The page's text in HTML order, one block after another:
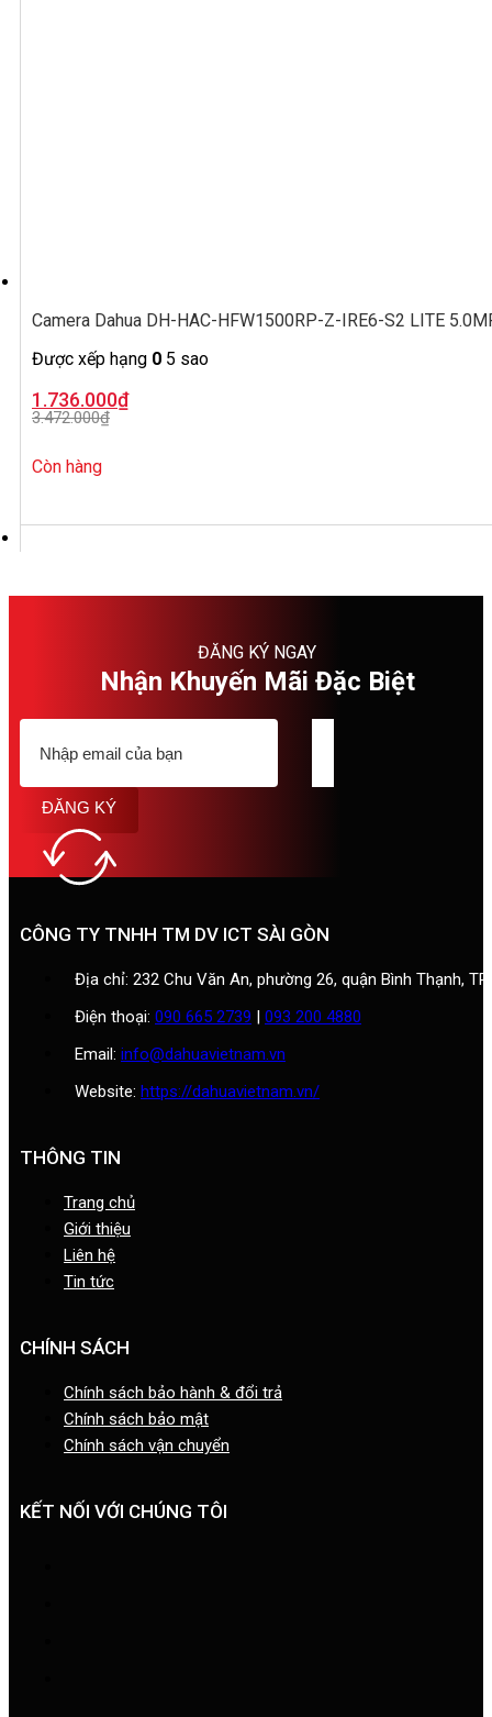
Camera Dahua DH-HAC-HFW1500RP-Z-IRE6-S2 LITE
Được xếp hạng 0 5 sao
3.472.000₫
Giá
gốc
là:
1.736.000₫
Giá
hiện
tại
1.736.000₫.
Còn hàng
ĐĂNG KÝ NGAY
Nhận Khuyến Mãi Đặc Biệt
ĐĂNG KÝ
CÔNG TY TNHH TM DV ICT SÀI GÒN
Địa chỉ: 232 Chu Văn An, phường 26, quận Bình Thạnh,
Điện thoại: 090 665 2739 | 093 200 4880
Email: info@dahuavietnam.vn
Website: https://dahuavietnam.vn/
THÔNG TIN
Trang chủ
Giới thiệu
Liên hệ
Tin tức
CHÍNH SÁCH
Chính sách bảo hành & đổi trả
Chính sách bảo mật
Chính sách vận chuyển
KẾT NỐI VỚI CHÚNG TÔI